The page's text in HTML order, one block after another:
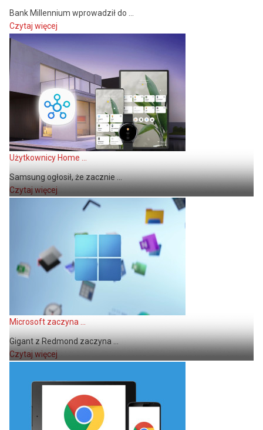
Bank Millennium wprowadził do ...
Czytaj więcej
Użytkownicy Home ...
Samsung ogłosił, że zacznie ...
Czytaj więcej
Microsoft zaczyna ...
Gigant z Redmond zaczyna ...
Czytaj więcej